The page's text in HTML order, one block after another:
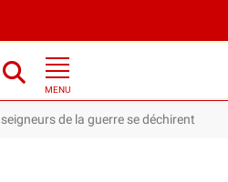
MENU
de la guerre se déchirent